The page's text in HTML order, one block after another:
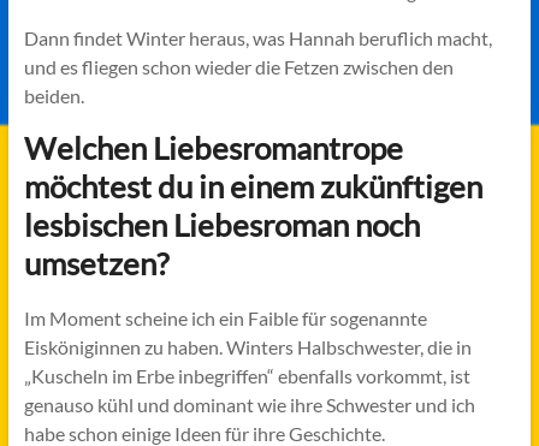
Dann findet Winter heraus, was Hannah beruflich macht,
und es fliegen schon wieder die Fetzen zwischen den
beiden.
Welchen Liebesromantrope
möchtest du in einem zukünftigen
lesbischen Liebesroman noch
umsetzen?
Im Moment scheine ich ein Faible für sogenannte
Eisköniginnen zu haben. Winters Halbschwester, die in
„Kuscheln im Erbe inbegriffen“ ebenfalls vorkommt, ist
genauso kühl und dominant wie ihre Schwester und ich
habe schon einige Ideen für ihre Geschichte.